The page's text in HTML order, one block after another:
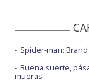
Spider-man:
Buena suerte,
mueras